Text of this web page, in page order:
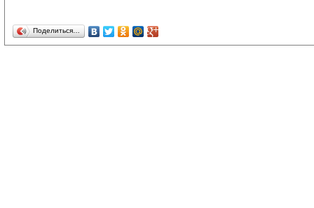
Поделиться…